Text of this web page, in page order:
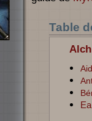
Table